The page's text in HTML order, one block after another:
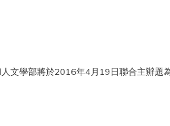
文學部將於2016年4月19日聯合主辦題